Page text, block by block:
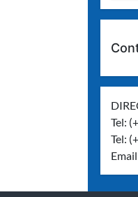
Tel:
Tel: